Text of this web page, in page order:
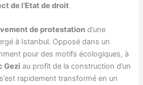
de l’Etat de droit
de protestation d’une
à Istanbul. Opposé dans un
pour des motifs écologiques, à
Gezi au profit de la construction d’un
rapidement transformé en un